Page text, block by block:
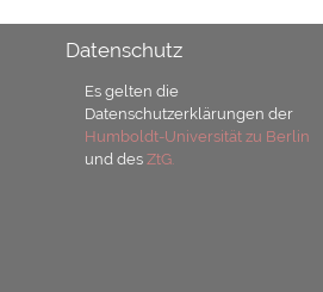
Datenschutz
Es gelten die
Datenschutzerklärungen der
Humboldt-Universität zu Berlin
und des ZtG.